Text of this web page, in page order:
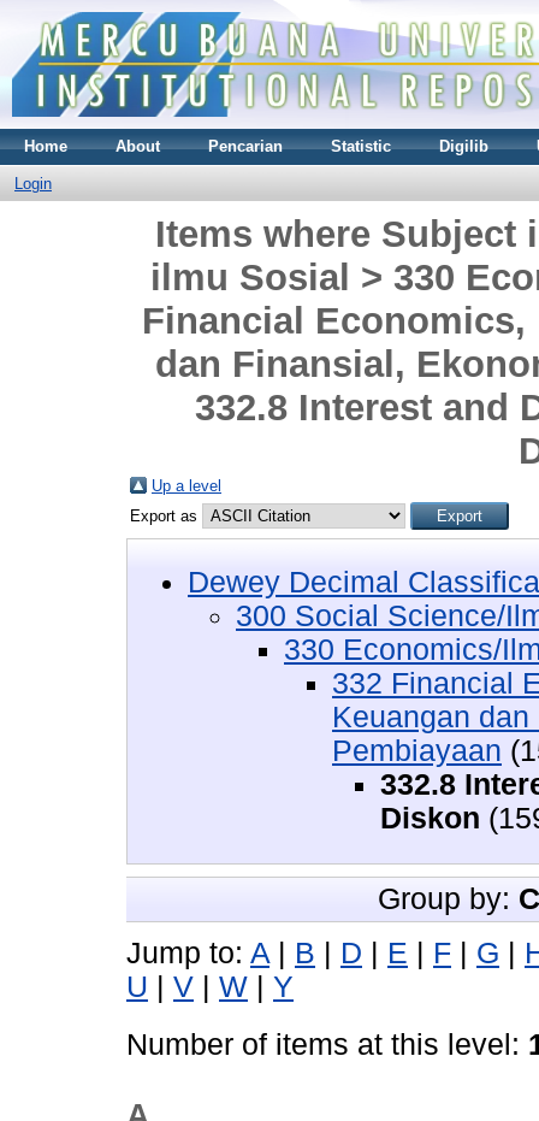
Home About Pencarian Statistic Digilib
Login
Items where Subject
ilmu Sosial > 330
Financial
dan Finansial,
332.8 Interest and
Up a level
Export as
Dewey Decimal
300 Social Science/
330 Economics/
332 Financial
Keuangan
Pembiayaan
332.8
Diskon
Group by:
Jump to: A B D E F G
U
V W
Y
Number of items at this level: